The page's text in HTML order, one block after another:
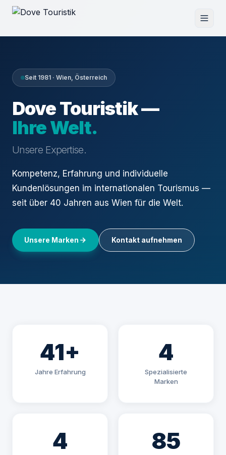
Seit 1981 · Wien, Österreich
Dove Touristik —
Ihre Welt.
Unsere Expertise.
Kompetenz, Erfahrung und individuelle
Kundenlösungen im internationalen Tourismus —
seit über 40 Jahren aus Wien für die Welt.
Unsere Marken Kontakt aufnehmen
41+
Jahre Erfahrung
4
Spezialisierte
Marken
4 85